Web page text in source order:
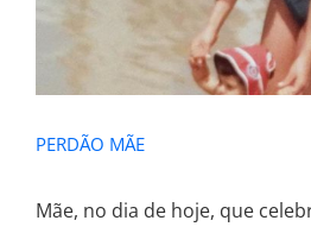
PERDÃO MÃE
Mãe, no dia de hoje, que